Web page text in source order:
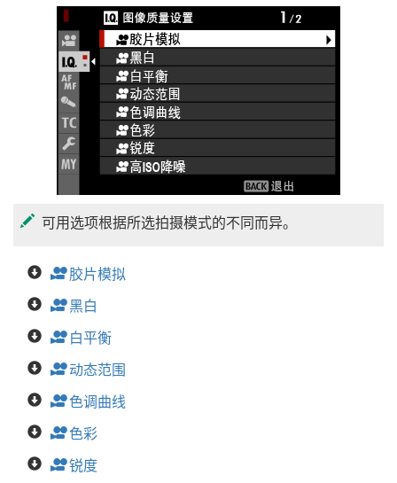
可用选项根据所选拍摄模式的不同而异。
F胶片模拟
F黑白
F 白平衡
F动态范围
F色调曲线
F色彩
F锐度